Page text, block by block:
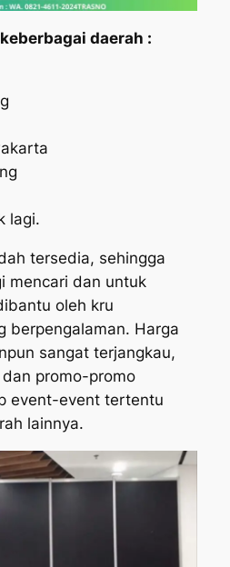
daerah :
lagi.
tersedia, sehingga
mencari dan untuk
oleh kru
berpengalaman. Harga
sangat terjangkau,
promo-promo
event-event tertentu
lainnya.